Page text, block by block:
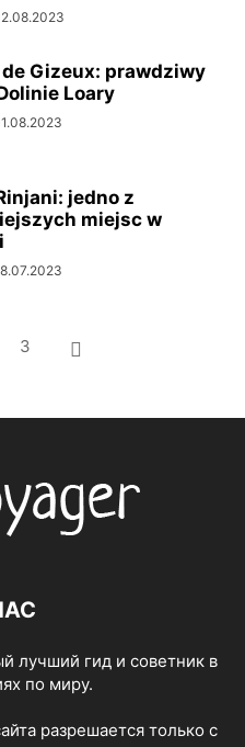
Gizeux: prawdziwy
Loary
jedno z
miejsc w
3
лучший гид и советник в
по миру.
разрешается только с